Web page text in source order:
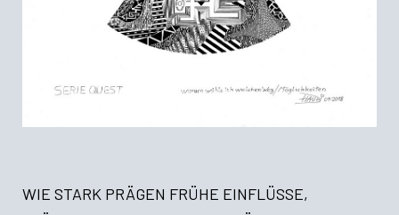
WIE STARK PRÄGEN FRÜHE EINFLÜSSE,